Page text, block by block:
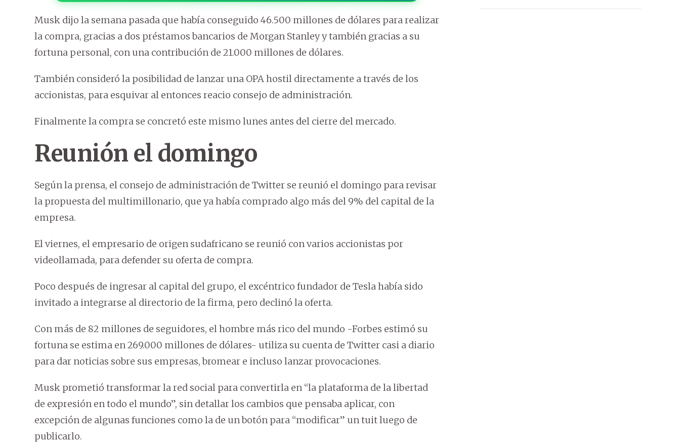
Musk dijo la semana pasada que había conseguido 46.500 millones de dólares para realizar
la compra, gracias a dos préstamos bancarios de Morgan Stanley y también gracias a su
fortuna personal, con una contribución de 21.000 millones de dólares.
También consideró la posibilidad de lanzar una OPA hostil directamente a través de los
accionistas, para esquivar al entonces reacio consejo de administración.
Finalmente la compra se concretó este mismo lunes antes del cierre del mercado.
Reunión el domingo
Según la prensa, el consejo de administración de Twitter se reunió el domingo para revisar
la propuesta del multimillonario, que ya había comprado algo más del 9% del capital de la
empresa.
El viernes, el empresario de origen sudafricano se reunió con varios accionistas por
videollamada, para defender su oferta de compra.
Poco después de ingresar al capital del grupo, el excéntrico fundador de Tesla había sido
invitado a integrarse al directorio de la firma, pero declinó la oferta.
Con más de 82 millones de seguidores, el hombre más rico del mundo -Forbes estimó su
fortuna se estima en 269.000 millones de dólares- utiliza su cuenta de Twitter casi a diario
para dar noticias sobre sus empresas, bromear e incluso lanzar provocaciones.
Musk prometió transformar la red social para convertirla en “la plataforma de la libertad
de expresión en todo el mundo”, sin detallar los cambios que pensaba aplicar, con
excepción de algunas funciones como la de un botón para “modificar” un tuit luego de
publicarlo.